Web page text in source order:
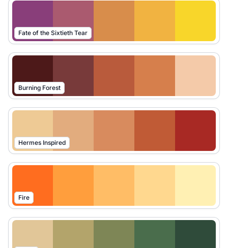
Fate of the Sixtieth Tear
Burning Forest
Hermes Inspired
Fire